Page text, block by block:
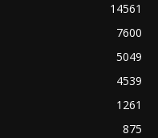
14561
7600
5049
4539
1261
875